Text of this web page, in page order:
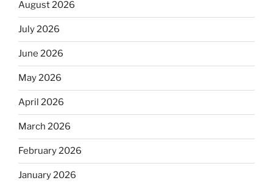
August 2026
July 2026
June 2026
May 2026
April 2026
March 2026
February 2026
January 2026